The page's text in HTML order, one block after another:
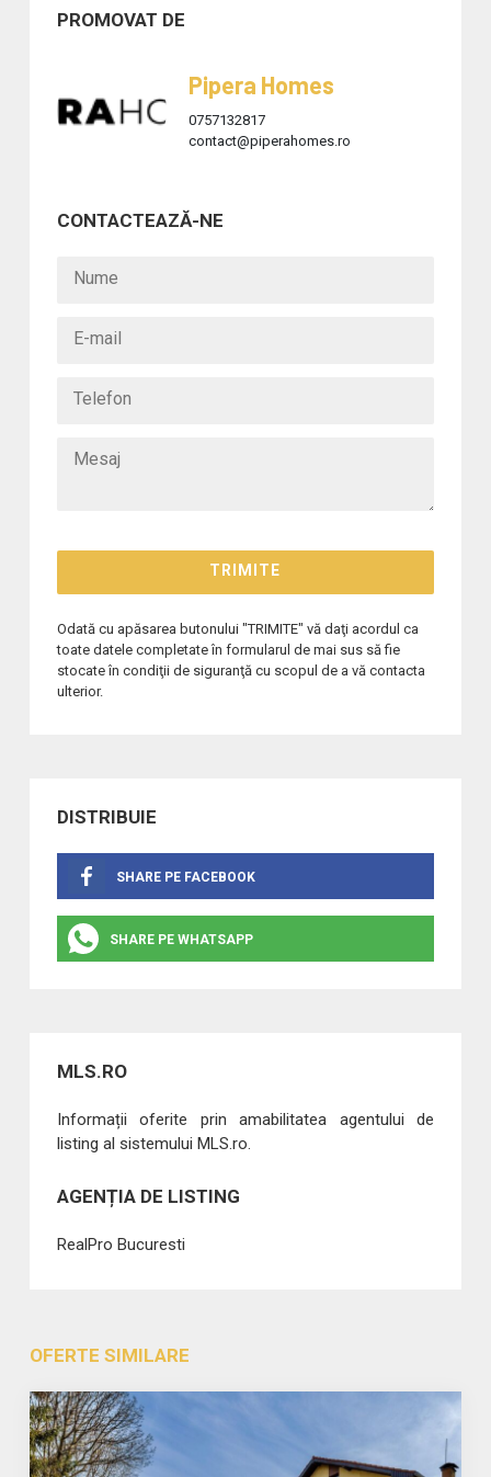
PROMOVAT DE
Pipera Homes
0757132817
contact@piperahomes.ro
CONTACTEAZĂ-NE
Odată cu apăsarea butonului "TRIMITE" vă daţi acordul ca
toate datele completate în formularul de mai sus să fie
stocate în condiţii de siguranţă cu scopul de a vă contacta
ulterior.
DISTRIBUIE
SHARE PE FACEBOOK
SHARE PE WHATSAPP
MLS.RO
Informații oferite prin amabilitatea agentului de
listing al sistemului MLS.ro.
AGENȚIA DE LISTING
RealPro Bucuresti
OFERTE SIMILARE